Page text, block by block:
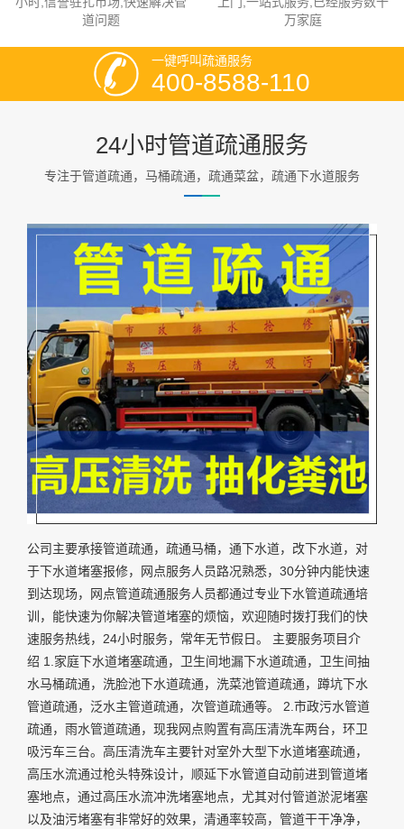
道问题
万家庭
一键呼叫疏通服务
400-8588-110
24小时管道疏通服务
专注于管道疏通，马桶疏通，疏通菜盆，疏通下水道服务
公司主要承接管道疏通，疏通马桶，通下水道，改下水道，对
于下水道堵塞报修，网点服务人员路况熟悉，30分钟内能快速
到达现场，网点管道疏通服务人员都通过专业下水管道疏通培
训，能快速为你解决管道堵塞的烦恼，欢迎随时拨打我们的快
速服务热线，24小时服务，常年无节假日。 主要服务项目介
绍 1.家庭下水道堵塞疏通，卫生间地漏下水道疏通，卫生间抽
水马桶疏通，洗脸池下水道疏通，洗菜池管道疏通，蹲坑下水
管道疏通，泛水主管道疏通，次管道疏通等。 2.市政污水管道
疏通，雨水管道疏通，现我网点购置有高压清洗车两台，环卫
吸污车三台。高压清洗车主要针对室外大型下水道堵塞疏通，
高压水流通过枪头特殊设计，顺延下水管道自动前进到管道堵
塞地点，通过高压水流冲洗堵塞地点，尤其对付管道淤泥堵塞
以及油污堵塞有非常好的效果，清通率较高，管道干干净净，